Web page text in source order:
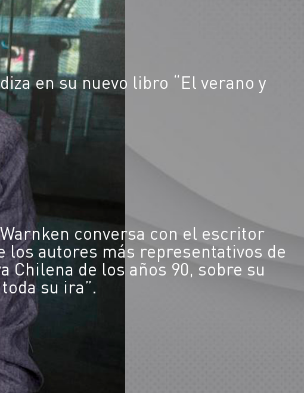
en su nuevo libro “El verano y
conversa con el escritor
los autores más representativos de
Chilena de los años 90, sobre su
su ira”.